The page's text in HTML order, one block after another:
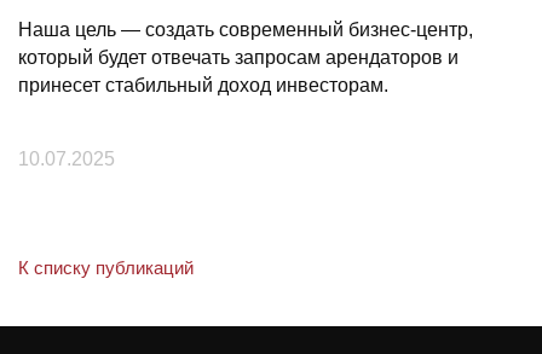
Наша цель — создать современный бизнес-центр,
который будет отвечать запросам арендаторов и
принесет стабильный доход инвесторам.
10.07.2025
К списку публикаций